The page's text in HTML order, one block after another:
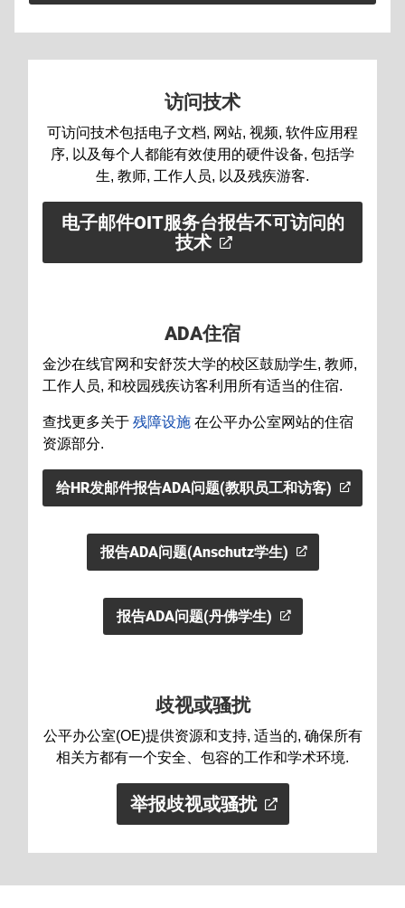
访问技术
可访问技术包括电子文档, 网站, 视频, 软件应用程
序, 以及每个人都能有效使用的硬件设备, 包括学
生, 教师, 工作人员, 以及残疾游客.
电子邮件OIT服务台报告不可访问的
技术
ADA住宿
金沙在线官网和安舒茨大学的校区鼓励学生, 教师,
工作人员, 和校园残疾访客利用所有适当的住宿.
查找更多关于 残障设施 在公平办公室网站的住宿
资源部分.
给HR发邮件报告ADA问题(教职员工和访客)
报告ADA问题(Anschutz学生)
报告ADA问题(丹佛学生)
歧视或骚扰
公平办公室(OE)提供资源和支持, 适当的, 确保所有
相关方都有一个安全、包容的工作和学术环境.
举报歧视或骚扰